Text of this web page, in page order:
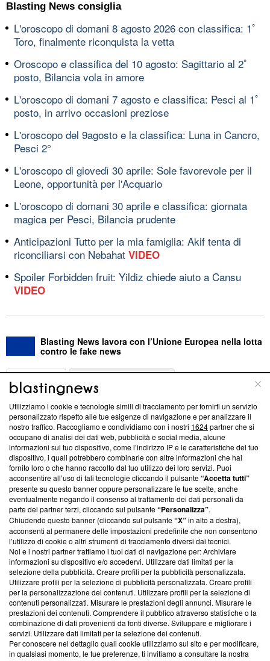
Blasting News consiglia
L'oroscopo di domani 8 agosto 2026 con classifica: 1ﾟ
Toro, finalmente riconquista la vetta
Oroscopo e classifica del 10 agosto: Sagittario al 2ﾟ
posto, Bilancia vola in amore
L'oroscopo di domani 7 agosto e classifica: Pesci al 1ﾟ
posto, in arrivo occasioni preziose
L'oroscopo del 9agosto e la classifica: Luna in Cancro,
Pesci 2°
L'oroscopo di giovedì 30 aprile: Sole favorevole per il
Leone, opportunità per l'Acquario
L'oroscopo di domani 30 aprile e classifica: giornata
magica per Pesci, Bilancia prudente
Anticipazioni Tutto per la mia famiglia: Akif tenta di
riconciliarsi con Nebahat VIDEO
Spoiler Forbidden fruit: Yildiz chiede aiuto a Cansu
VIDEO
Blasting News lavora con l’Unione Europea nella lotta
contro le fake news
ABOUT
Questa sezione offre informazioni trasparenti su Blasting
News, sui nostri processi editoriali e su come ci impegniamo a
creare news di qualità. Inoltre, afferma la nostra aderenza a
‘Trust Project - News with Integrity’Blasting News non è
ancora membro del programma, ma ha richiesto di farne
parte; Trust Project non ha ancora effettuato una verifica di
conformità agli standard.
Su di noi
Team editoriale
Corporate
Redazione
Informativa Privacy
Cookie Policy
Blasting SA, IDI CHE-247.845.224, Via Carlo Frasca, 3 - 6900
Lugano (Svizzera) Tel:+39 0690258937
Utilizziamo i cookie e tecnologie simili di tracciamento per fornirti un servizio
personalizzato rispetto alle tue esigenze di navigazione e per analizzare il
nostro traffico. Raccogliamo e condividiamo con i nostri 1624partner che si
occupano di analisi dei dati web, pubblicità e social media, alcune
informazioni sul tuo dispositivo, come l’indirizzo IP e le caratteristiche del tuo
dispositivo, i quali potrebbero combinarle con altre informazioni che hai
fornito loro o che hanno raccolto dal tuo utilizzo dei loro servizi. Puoi
acconsentire all’uso di tali tecnologie cliccando il pulsante“Accetta tutti”
presente su questo banner oppure personalizzare le tue scelte, anche
eventualmente negando il consenso al trattamento dei dati personali da
parte dei partner terzi, cliccando sul pulsante“Personalizza”.
Chiudendo questo banner (cliccando sul pulsante“X”in alto a destra),
acconsenti al permanere delle impostazioni predefinite che non consentono
l’utilizzo di cookie o altri strumenti di tracciamento diversi dai tecnici.
Noi e i nostri partner trattiamo i tuoi dati di navigazione per: Archiviare
informazioni su dispositivo e/o accedervi. Utilizzare dati limitati per la
selezione della pubblicità. Creare profili per la pubblicità personalizzata.
Utilizzare profili per la selezione di pubblicità personalizzata. Creare profili
per la personalizzazione dei contenuti. Utilizzare profili per la selezione di
contenuti personalizzati. Misurare le prestazioni degli annunci. Misurare le
prestazioni dei contenuti. Comprendere il pubblico attraverso statistiche o la
combinazione di dati provenienti da fonti diverse. Sviluppare e migliorare i
servizi. Utilizzare dati limitati per la selezione dei contenuti.
Per conoscere nel dettaglio quali cookie utilizziamo sul sito e per modificare,
in qualsiasi momento, le tue preferenze, ti invitiamo a consultare la nostra